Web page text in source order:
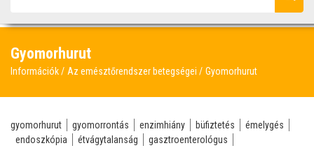
Gyomorhurut
Információk Az emésztőrendszer betegségei Gyomorhurut
gyomorhurut gyomorrontás enzimhiány büfiztetés
émelygés
endoszkópia
étvágytalanság
gasztroenterológus